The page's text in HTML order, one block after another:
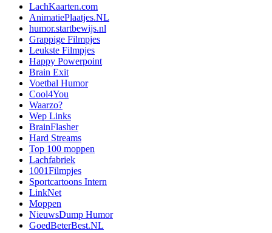
LachKaarten.com
AnimatiePlaatjes.NL
humor.startbewijs.nl
Grappige Filmpjes
Leukste Filmpjes
Happy Powerpoint
Brain Exit
Voetbal Humor
Cool4You
Waarzo?
Wep Links
BrainFlasher
Hard Streams
Top 100 moppen
Lachfabriek
1001Filmpjes
Sportcartoons Intern
LinkNet
Moppen
NieuwsDump Humor
GoedBeterBest.NL